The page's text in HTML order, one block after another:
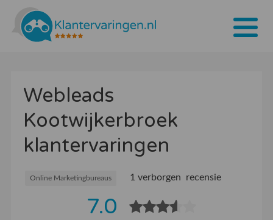
Tarieven
Bedrijven
Over ons
Blogs
Webleads
Kootwijkerbroek
klantervaringen
Online Marketingbureaus 1 verborgen recensie
7.0